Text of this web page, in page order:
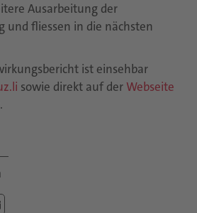
Ausarbeitung der
und fliessen in die nächsten
ist einsehbar
sowie direkt auf der Webseite